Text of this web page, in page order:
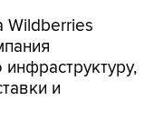
Wildberries
и